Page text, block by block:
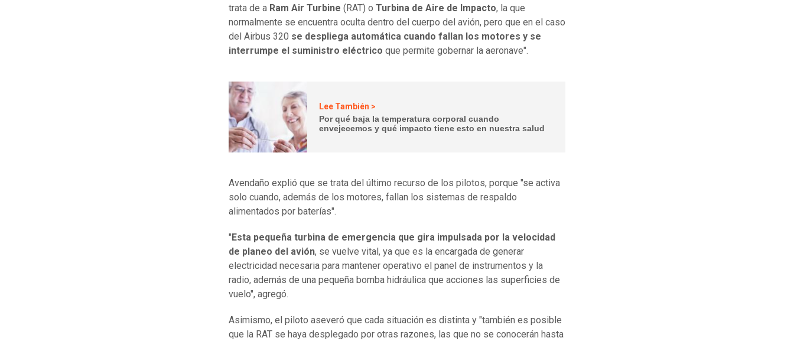
trata de a Ram Air Turbine (RAT) o Turbina de Aire de Impacto, la que
normalmente se encuentra oculta dentro del cuerpo del avión, pero que en el caso
del Airbus 320 se despliega automática cuando fallan los motores y se
interrumpe el suministro eléctrico que permite gobernar la aeronave".
Lee También >
Por qué baja la temperatura corporal cuando
envejecemos y qué impacto tiene esto en nuestra salud
Avendaño explió que se trata del último recurso de los pilotos, porque "se activa
solo cuando, además de los motores, fallan los sistemas de respaldo
alimentados por baterías".
" Esta pequeña turbina de emergencia que gira impulsada por la velocidad
de planeo del avión, se vuelve vital, ya que es la encargada de generar
electricidad necesaria para mantener operativo el panel de instrumentos y la
radio, además de una pequeña bomba hidráulica que acciones las superficies de
vuelo", agregó.
Asimismo, el piloto aseveró que cada situación es distinta y "también es posible
que la RAT se haya desplegado por otras razones, las que no se conocerán hasta